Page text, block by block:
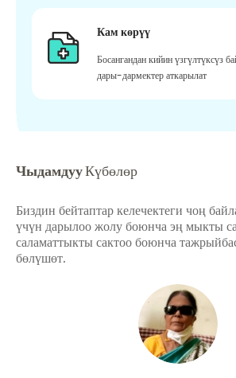
Кам көрүү
Босангандан кийин үзгүлтүксүз
дары-дармектер аткарылат
ЧыдамдууКүбөлөр
Биздин бейтаптар келечектеги чоң
үчүн дарылоо жолу боюнча эң мыкты
саламаттыкты сактоо боюнча
бөлүшөт.